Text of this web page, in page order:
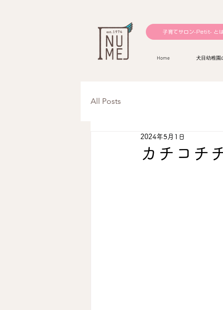
子育てサロン-Petit- と
Home 犬目幼稚園
All Posts
カチコチ
2024年5月1日